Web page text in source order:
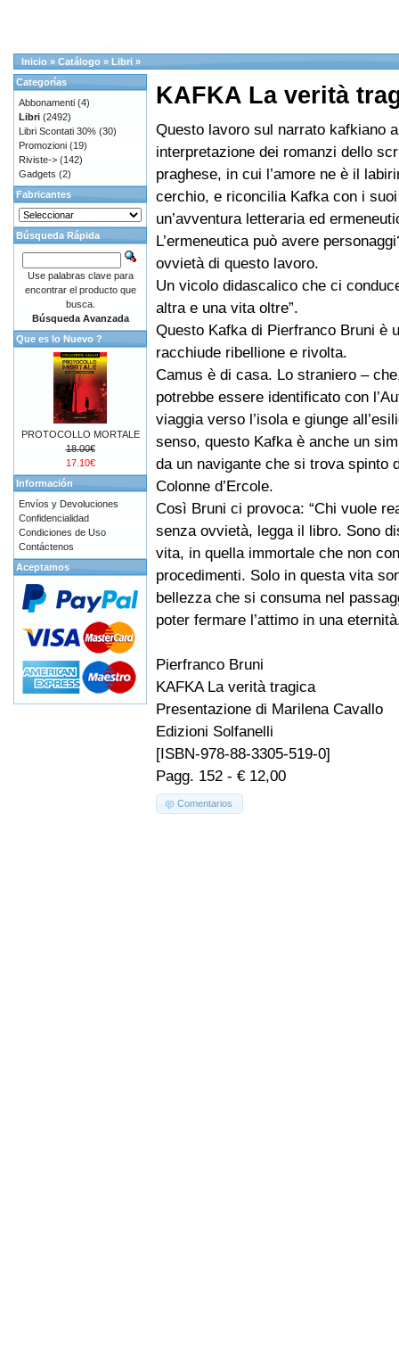
Inicio » Catálogo » Libri »
KAFKA La verità
Questo lavoro sul narrato kafkiano
interpretazione dei romanzi dello
praghese, in cui l’amore ne è il
cerchio, e riconcilia Kafka con i
un’avventura letteraria ed
L’ermeneutica può avere
ovvietà di questo lavoro.
Un vicolo didascalico che ci
altra e una vita oltre”.
Questo Kafka di Pierfranco Bruni è
racchiude ribellione e rivolta.
Camus è di casa. Lo straniero –
potrebbe essere identificato con
viaggia verso l’isola e giunge
senso, questo Kafka è anche un
da un navigante che si trova spinto
Colonne d’Ercole.
Così Bruni ci provoca: “Chi vuole
senza ovvietà, legga il libro. Sono
vita, in quella immortale che non
procedimenti. Solo in questa vita
bellezza che si consuma nel
poter fermare l’attimo in una
Pierfranco Bruni
KAFKA La verità tragica
Presentazione di Marilena Cavallo
Edizioni Solfanelli
[ISBN-978-88-3305-519-0]
Pagg. 152 - € 12,00
Comentarios
Categorías
Abbonamenti (4)
Libri (2492)
Libri Scontati 30% (30)
Promozioni (19)
Riviste-> (142)
Gadgets (2)
Fabricantes
Búsqueda Rápida
Use palabras clave para
encontrar el producto que
busca.
Búsqueda Avanzada
Que es lo Nuevo ?
PROTOCOLLO MORTALE
18.00€
17.10€
Información
Envíos y Devoluciones
Confidencialidad
Condiciones de Uso
Contáctenos
Aceptamos